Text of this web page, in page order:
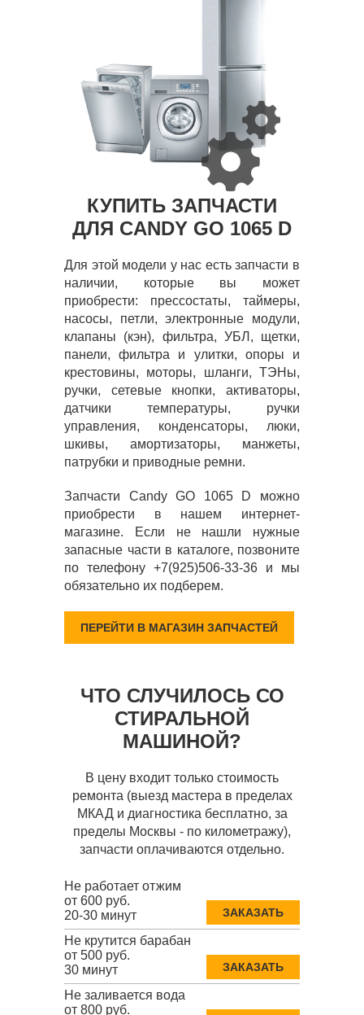
КУПИТЬ ЗАПЧАСТИ
ДЛЯ CANDY GO 1065 D
Для этой модели у нас есть запчасти в
наличии, которые вы может
приобрести: прессостаты, таймеры,
насосы, петли, электронные модули,
клапаны (кэн), фильтра, УБЛ, щетки,
панели, фильтра и улитки, опоры и
крестовины, моторы, шланги, ТЭНы,
ручки, сетевые кнопки, активаторы,
датчики температуры, ручки
управления, конденсаторы, люки,
шкивы, амортизаторы, манжеты,
патрубки и приводные ремни.
Запчасти Candy GO 1065 D можно
приобрести в нашем интернет-
магазине. Если не нашли нужные
запасные части в каталоге, позвоните
по телефону +7(925)506-33-36 и мы
обязательно их подберем.
ПЕРЕЙТИ В МАГАЗИН ЗАПЧАСТЕЙ
ЧТО СЛУЧИЛОСЬ СО
СТИРАЛЬНОЙ
МАШИНОЙ?
В цену входит только стоимость
ремонта (выезд мастера в пределах
МКАД и диагностика бесплатно, за
пределы Москвы - по километражу),
запчасти оплачиваются отдельно.
Не работает отжим
от 600 руб.
20-30 минут
ЗАКАЗАТЬ
Не крутится барабан
от 500 руб.
30 минут
ЗАКАЗАТЬ
Не заливается вода
от 800 руб.